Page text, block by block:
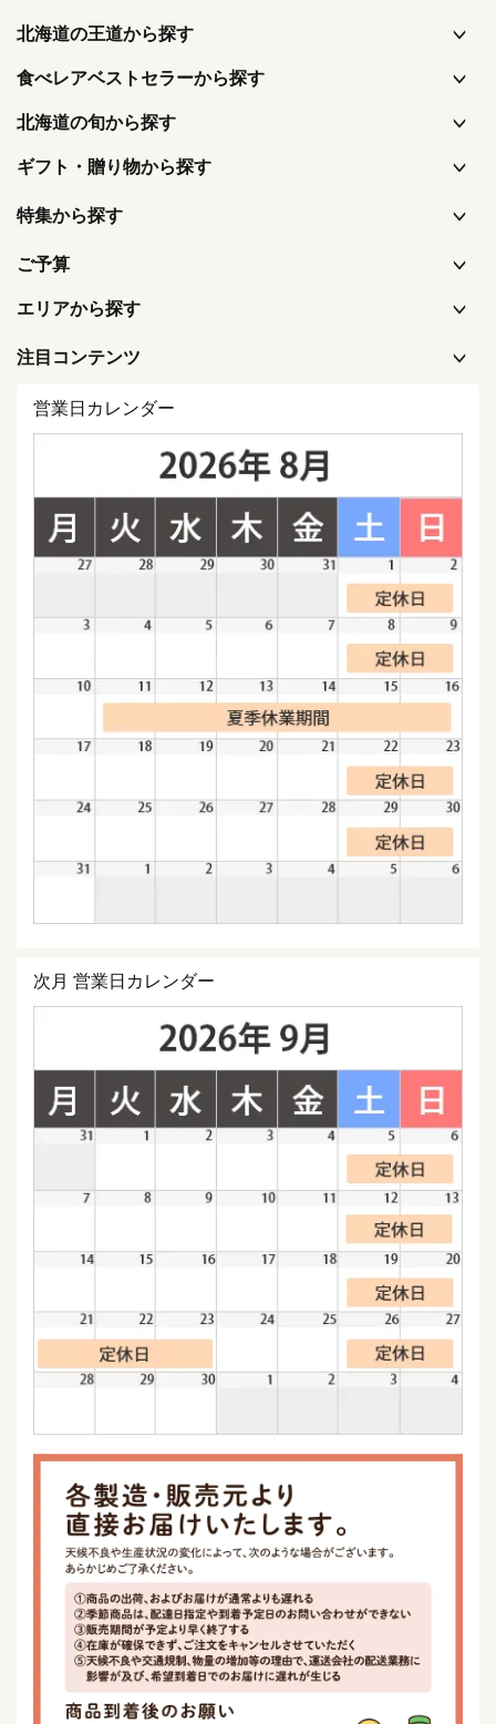
北海道の王道から探す
食べレアベストセラーから探す
北海道の旬から探す
ギフト・贈り物から探す
特集から探す
ご予算
エリアから探す
注目コンテンツ
営業日カレンダー
次月 営業日カレンダー